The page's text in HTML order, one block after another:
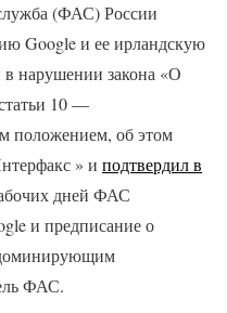
(ФАС) России
Google и ее ирландскую
нарушении закона «О
10 —
положением, об этом
» и подтвердил в
дней ФАС
и предписание о
ФАС.